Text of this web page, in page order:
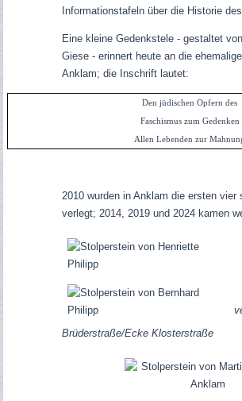
Informationstafeln über die Historie
Eine kleine Gedenkstele - gestaltet
Giese - erinnert heute an die
Anklam; die Inschrift lautet:
Den jüdischen Opfern des
Faschismus zum Gedenken
Allen Lebenden zur
2010 wurden in Anklam die ersten vier
verlegt; 2014, 2019 und 2024 kamen
Brüderstraße/Ecke Klosterstraße